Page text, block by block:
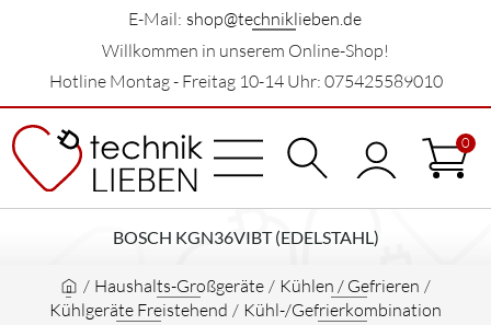
E-Mail: shop@techniklieben.de
Willkommen in unserem Online-Shop!
Hotline Montag - Freitag 10-14 Uhr: 075425589010
0
BOSCH KGN36VIBT (EDELSTAHL)
/ Haushalts-Großgeräte / Kühlen / Gefrieren /
Kühlgeräte Freistehend / Kühl-/Gefrierkombination